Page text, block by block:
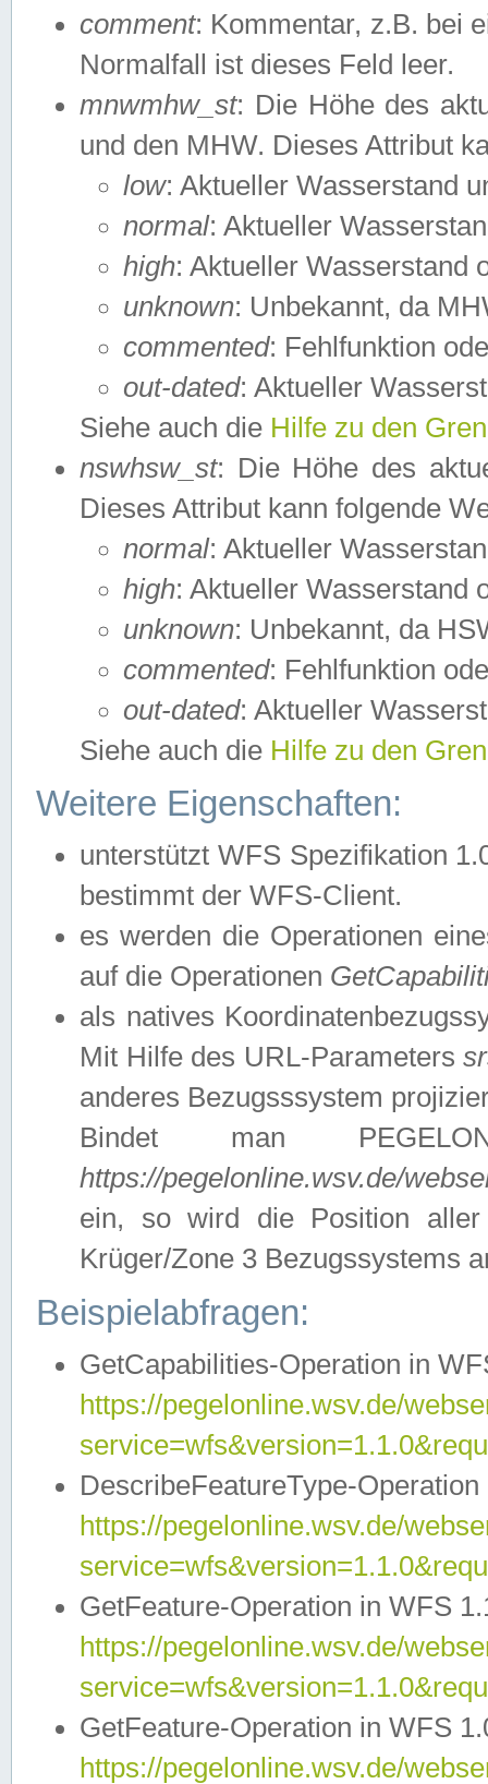
comment: Kommentar, z.B. bei
Normalfall ist dieses Feld leer.
mnwmhw_st: Die Höhe des
und den MHW. Dieses Attribut
low: Aktueller Wasserstand
normal: Aktueller
high: Aktueller Wasserstand
unknown: Unbekannt, da
commented: Fehlfunktion
out-dated: Aktueller
Siehe auch die Hilfe zu den
nswhsw_st: Die Höhe des
Dieses Attribut kann folgende
normal: Aktueller
high: Aktueller Wasserstand
unknown: Unbekannt, da
commented: Fehlfunktion
out-dated: Aktueller
Siehe auch die Hilfe zu den
Weitere Eigenschaften:
unterstützt WFS Spezifikation
bestimmt der WFS-Client.
es werden die Operationen
auf die Operationen
als natives
Mit Hilfe des URL-Parameters
anderes Bezugsssystem
Bindet man
https://pegelonline.wsv.de/
ein, so wird die Position
Krüger/Zone 3 Bezugssystems
Beispielabfragen:
GetCapabilities-Operation in
https://pegelonline.wsv.de/
DescribeFeatureType-
https://pegelonline.wsv.de/
GetFeature-Operation in WFS
https://pegelonline.wsv.de/
GetFeature-Operation in WFS
https://pegelonline.wsv.de/